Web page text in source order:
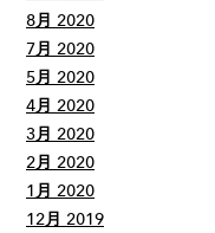
8月 2020
7月 2020
5月 2020
4月 2020
3月 2020
2月 2020
1月 2020
12月 2019